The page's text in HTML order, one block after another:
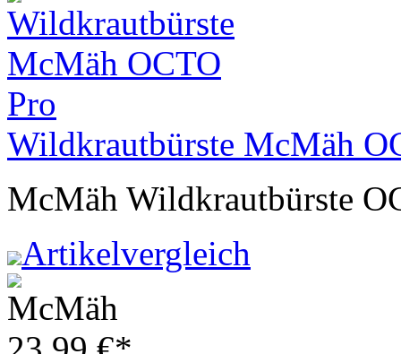
Wildkrautbürste McMäh
McMäh Wildkrautbürste
Artikelvergleich